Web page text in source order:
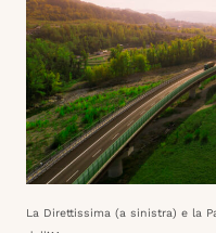
La Direttissima (a sinistra) e la